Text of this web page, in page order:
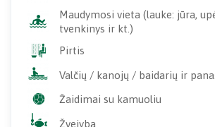
Maudymosi vieta (lauke: jūra,
tvenkinys ir kt.)
Pirtis
Valčių / kanojų / baidarių ir
Žaidimai su kamuoliu
Žvejyba